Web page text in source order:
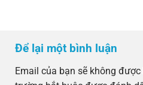
Để lại một bình luận
Email của bạn sẽ không